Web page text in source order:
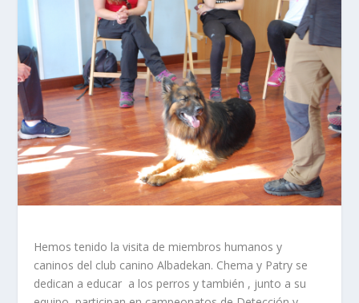
Hemos tenido la visita de miembros humanos y
caninos del club canino Albadekan. Chema y Patry se
dedican a educar a los perros y también , junto a su